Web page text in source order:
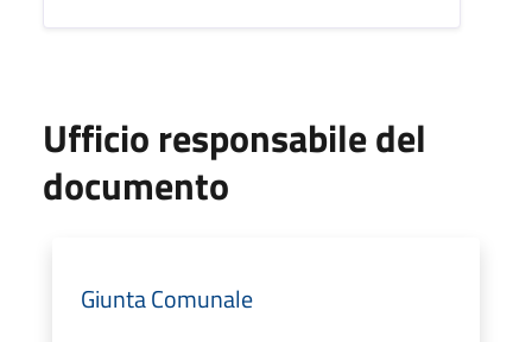
Ufficio responsabile del
documento
Giunta Comunale